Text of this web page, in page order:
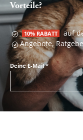
Vorteile?
10% RABATT auf
Angebote,
Deine E-Mail*